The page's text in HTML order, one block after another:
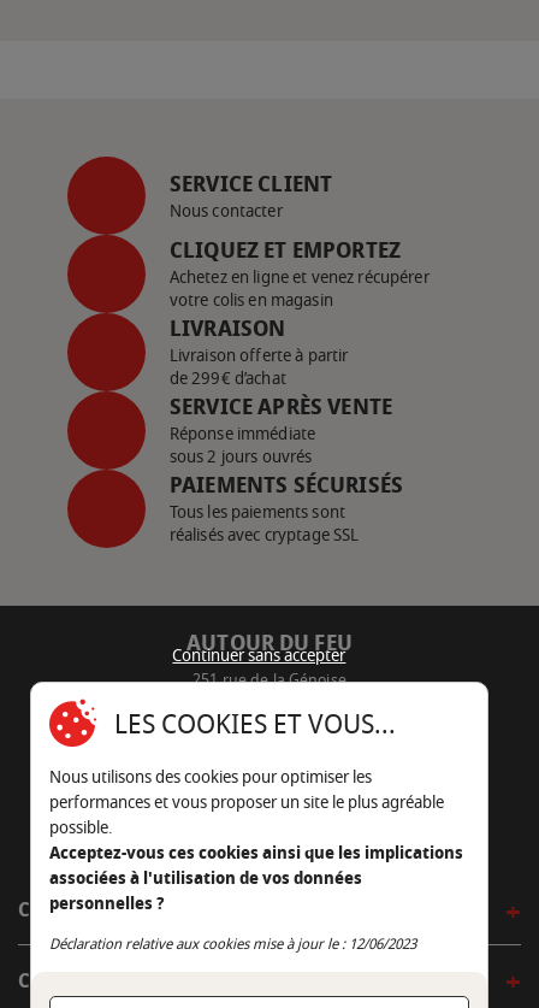
SERVICE CLIENT
Nous contacter
CLIQUEZ ET EMPORTEZ
Achetez en ligne et venez récupérer
votre colis en magasin
LIVRAISON
Livraison offerte à partir
de 299€ d’achat
SERVICE APRÈS VENTE
Réponse immédiate
sous 2 jours ouvrés
PAIEMENTS SÉCURISÉS
Tous les paiements sont
réalisés avec cryptage SSL
AUTOUR DU FEU
251 rue de la Génoise
05 45 22 98 09
Nous envoyer un e-mail
CÔTÉ OUTDOOR
CÔTÉ INDOOR
Continuer sans accepter
LES COOKIES ET VOUS...
Nous utilisons des cookies pour optimiser les
performances et vous proposer un site le plus agréable
possible.
Acceptez-vous ces cookies ainsi que les implications
associées à l'utilisation de vos données
personnelles ?
Déclaration relative aux cookies mise à jour le : 12/06/2023
Continuer sans accepter